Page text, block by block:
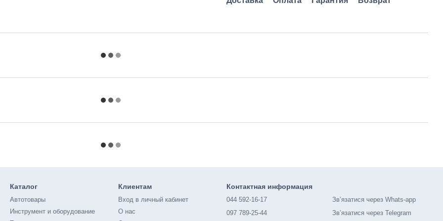
Каталог
Автотовары
Инструмент и оборудование
Клиентам
Вход в личный кабинет
О нас
Контактная информация
044 592-16-17
097 789-25-44
Зв’язатися через Whats-app
Зв’язатися через Telegram